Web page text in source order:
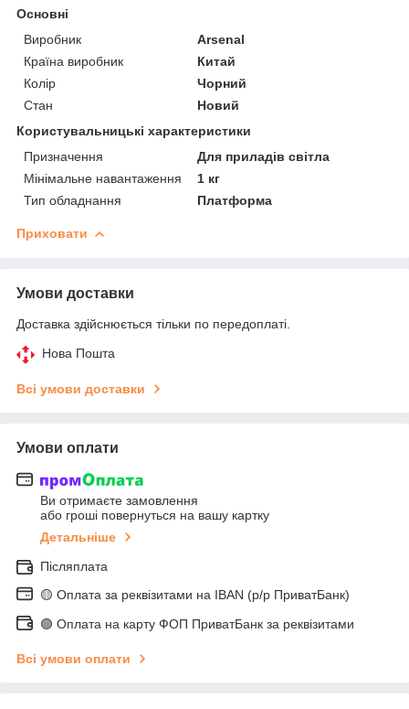
Основні
Виробник
Arsenal
Країна виробник
Китай
Колір
Чорний
Стан
Новий
Користувальницькі характеристики
Призначення
Для приладів світла
Мінімальне навантаження
1 кг
Тип обладнання
Платформа
Приховати
Умови доставки
Доставка здійснюється тільки по передоплаті.
Нова Пошта
Всі умови доставки
Умови оплати
Ви отримаєте замовлення
або гроші повернуться на вашу картку
Детальніше
Післяплата
🟡 Оплата за реквізитами на IBAN (р/р ПриватБанк)
🟢 Оплата на карту ФОП ПриватБанк за реквізитами
Всі умови оплати